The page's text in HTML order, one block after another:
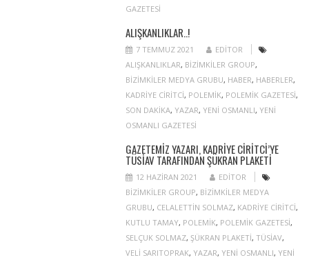
GAZETESI
ALIŞKANLIKLAR..!
7 TEMMUZ 2021
EDITOR
ALIŞKANLIKLAR, BIZIMKILER GROUP,
BIZIMKILER MEDYA GRUBU, HABER, HABERLER,
KADRIYE CIRITCI, POLEMIK, POLEMIK GAZETESI,
SON DAKIKA, YAZAR, YENI OSMANLI, YENI
OSMANLI GAZETESI
GAZETEMIZ YAZARI, KADRIYE CIRITCI’YE
TÜSİAV TARAFINDAN ŞÜKRAN PLAKETI
12 HAZIRAN 2021
EDITOR
BIZIMKILER GROUP, BIZIMKILER MEDYA
GRUBU, CELALETTIN SOLMAZ, KADRIYE CIRITCI,
KUTLU TAMAY, POLEMIK, POLEMIK GAZETESI,
SELÇUK SOLMAZ, ŞÜKRAN PLAKETI, TÜSIAV,
VELI SARITOPRAK, YAZAR, YENI OSMANLI, YENI